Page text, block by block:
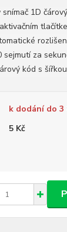
1D
za
kód s
k dodání do
5 Kč